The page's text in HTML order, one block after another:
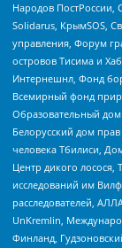
Народов ПостРоссии,
Solidarus, КрымSOS,
управления, Форум
островов Тисима и
Интернешнл, Фонд
Всемирный фонд
Образовательный
Белорусский дом
человека Тбилиси,
Центр дикого лосося,
исследований им
расследователей,
UnKremlin,
Финланд,